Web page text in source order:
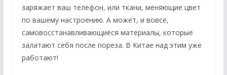
заряжает ваш телефон, или ткани, меняющие цвет
по вашему настроению. А может, и вовсе,
самовосстанавливающиеся материалы, которые
залатают себя после пореза. В Китае над этим уже
работают!